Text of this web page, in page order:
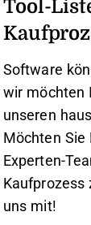
Software
wir möchten
unseren
Möchten Sie
Experten-
Kaufprozess
uns mit!